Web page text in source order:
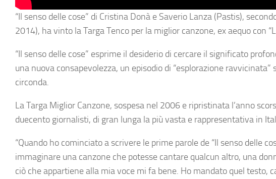
“Il senso delle cose” di Cristina Donà e Saverio Lanza (Pastis),
2014), ha vinto la Targa Tenco per la miglior canzone, ex aequo con
“Il senso delle cose” esprime il desiderio di cercare il significato
una nuova consapevolezza, un episodio di “esplorazione
circonda.
La Targa Miglior Canzone, sospesa nel 2006 e ripristinata l’anno
duecento giornalisti, di gran lunga la più vasta e rappresentativa in
“Quando ho cominciato a scrivere le prime parole de “Il senso delle
immaginare una canzone che potesse cantare qualcun altro, una
ciò che appartiene alla mia voce mi fa bene. Ho mandato quel testo,